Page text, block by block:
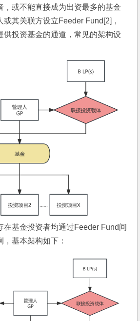
，或不能直接成为出资最多的基金
其关联方设立Feeder Fund[2]，
供投资基金的通道，常见的架构设
在基金投资者均通过Feeder Fund间
基本架构如下：